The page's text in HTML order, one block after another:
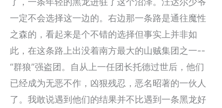
一定不会选择这一边的。右边那一条路是通往魔性
之森的，看起来是个不错的选择但事实上并非如
此，在这条路上出没着南方最大的山贼集团之一--
“群狼”强盗团。自从上一任团长托德过世后，他们
已经成为无恶不作，凶狠残忍，恶名昭著的一伙人
了。我敢说遇到他们的结果并不比遇到一条黑龙好